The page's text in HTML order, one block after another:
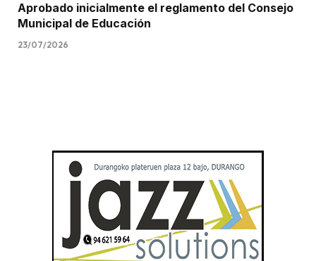
Aprobado inicialmente el reglamento del Consejo
Municipal de Educación
23/07/2026